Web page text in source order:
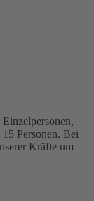
Personen. Bei
Kräfte um